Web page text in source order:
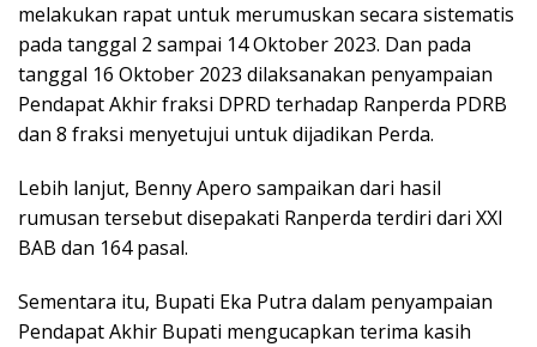
melakukan rapat untuk merumuskan secara sistematis
pada tanggal 2 sampai 14 Oktober 2023. Dan pada
tanggal 16 Oktober 2023 dilaksanakan penyampaian
Pendapat Akhir fraksi DPRD terhadap Ranperda PDRB
dan 8 fraksi menyetujui untuk dijadikan Perda.
Lebih lanjut, Benny Apero sampaikan dari hasil
rumusan tersebut disepakati Ranperda terdiri dari XXI
BAB dan 164 pasal.
Sementara itu, Bupati Eka Putra dalam penyampaian
Pendapat Akhir Bupati mengucapkan terima kasih